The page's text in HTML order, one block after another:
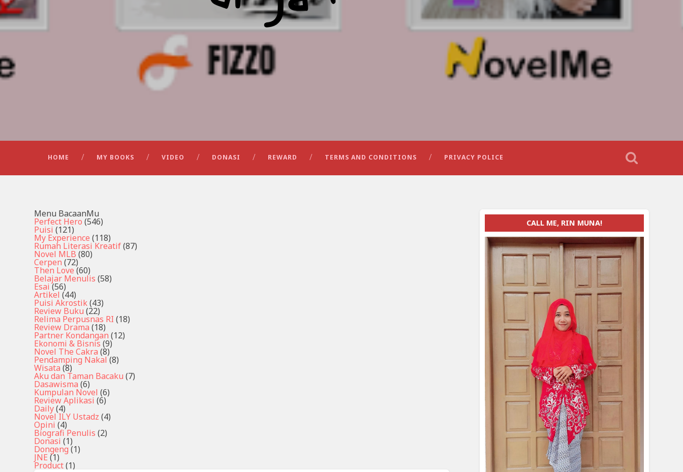
HOME MY BOOKS VIDEO DONASI REWARD TERMS AND CONDITIONS PRIVACY POLICE
Menu BacaanMu
Perfect Hero (546)
Puisi (121)
My Experience (118)
Rumah Literasi Kreatif(87)
Novel MLB (80)
Cerpen (72)
Then Love (60)
Belajar Menulis (58)
Esai (56)
Artikel (44)
Puisi Akrostik(43)
Review Buku (22)
Relima Perpusnas RI (18)
Review Drama (18)
Partner Kondangan (12)
Ekonomi & Bisnis (9)
Novel The Cakra (8)
Pendamping Nakal(8)
Wisata (8)
Aku dan Taman Bacaku (7)
Dasawisma (6)
Kumpulan Novel (6)
Review Aplikasi (6)
Daily(4)
Novel ILY Ustadz (4)
Opini (4)
Biografi Penulis (2)
Donasi (1)
Dongeng (1)
JNE (1)
Product(1)
CALL ME, RIN MUNA!